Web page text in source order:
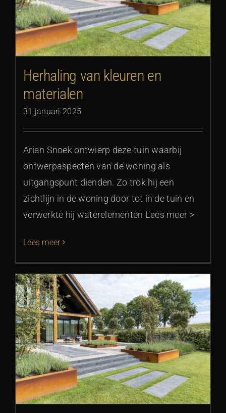
Herhaling van kleuren en
materialen
31 januari 2025
Arian Snoek ontwierp deze tuin waarbij
ontwerpaspecten van de woning als
uitgangspunt dienden. Zo trok hij een
zichtlijn in de woning door tot in de tuin en
verwerkte hij waterelementen Lees meer >
Lees meer